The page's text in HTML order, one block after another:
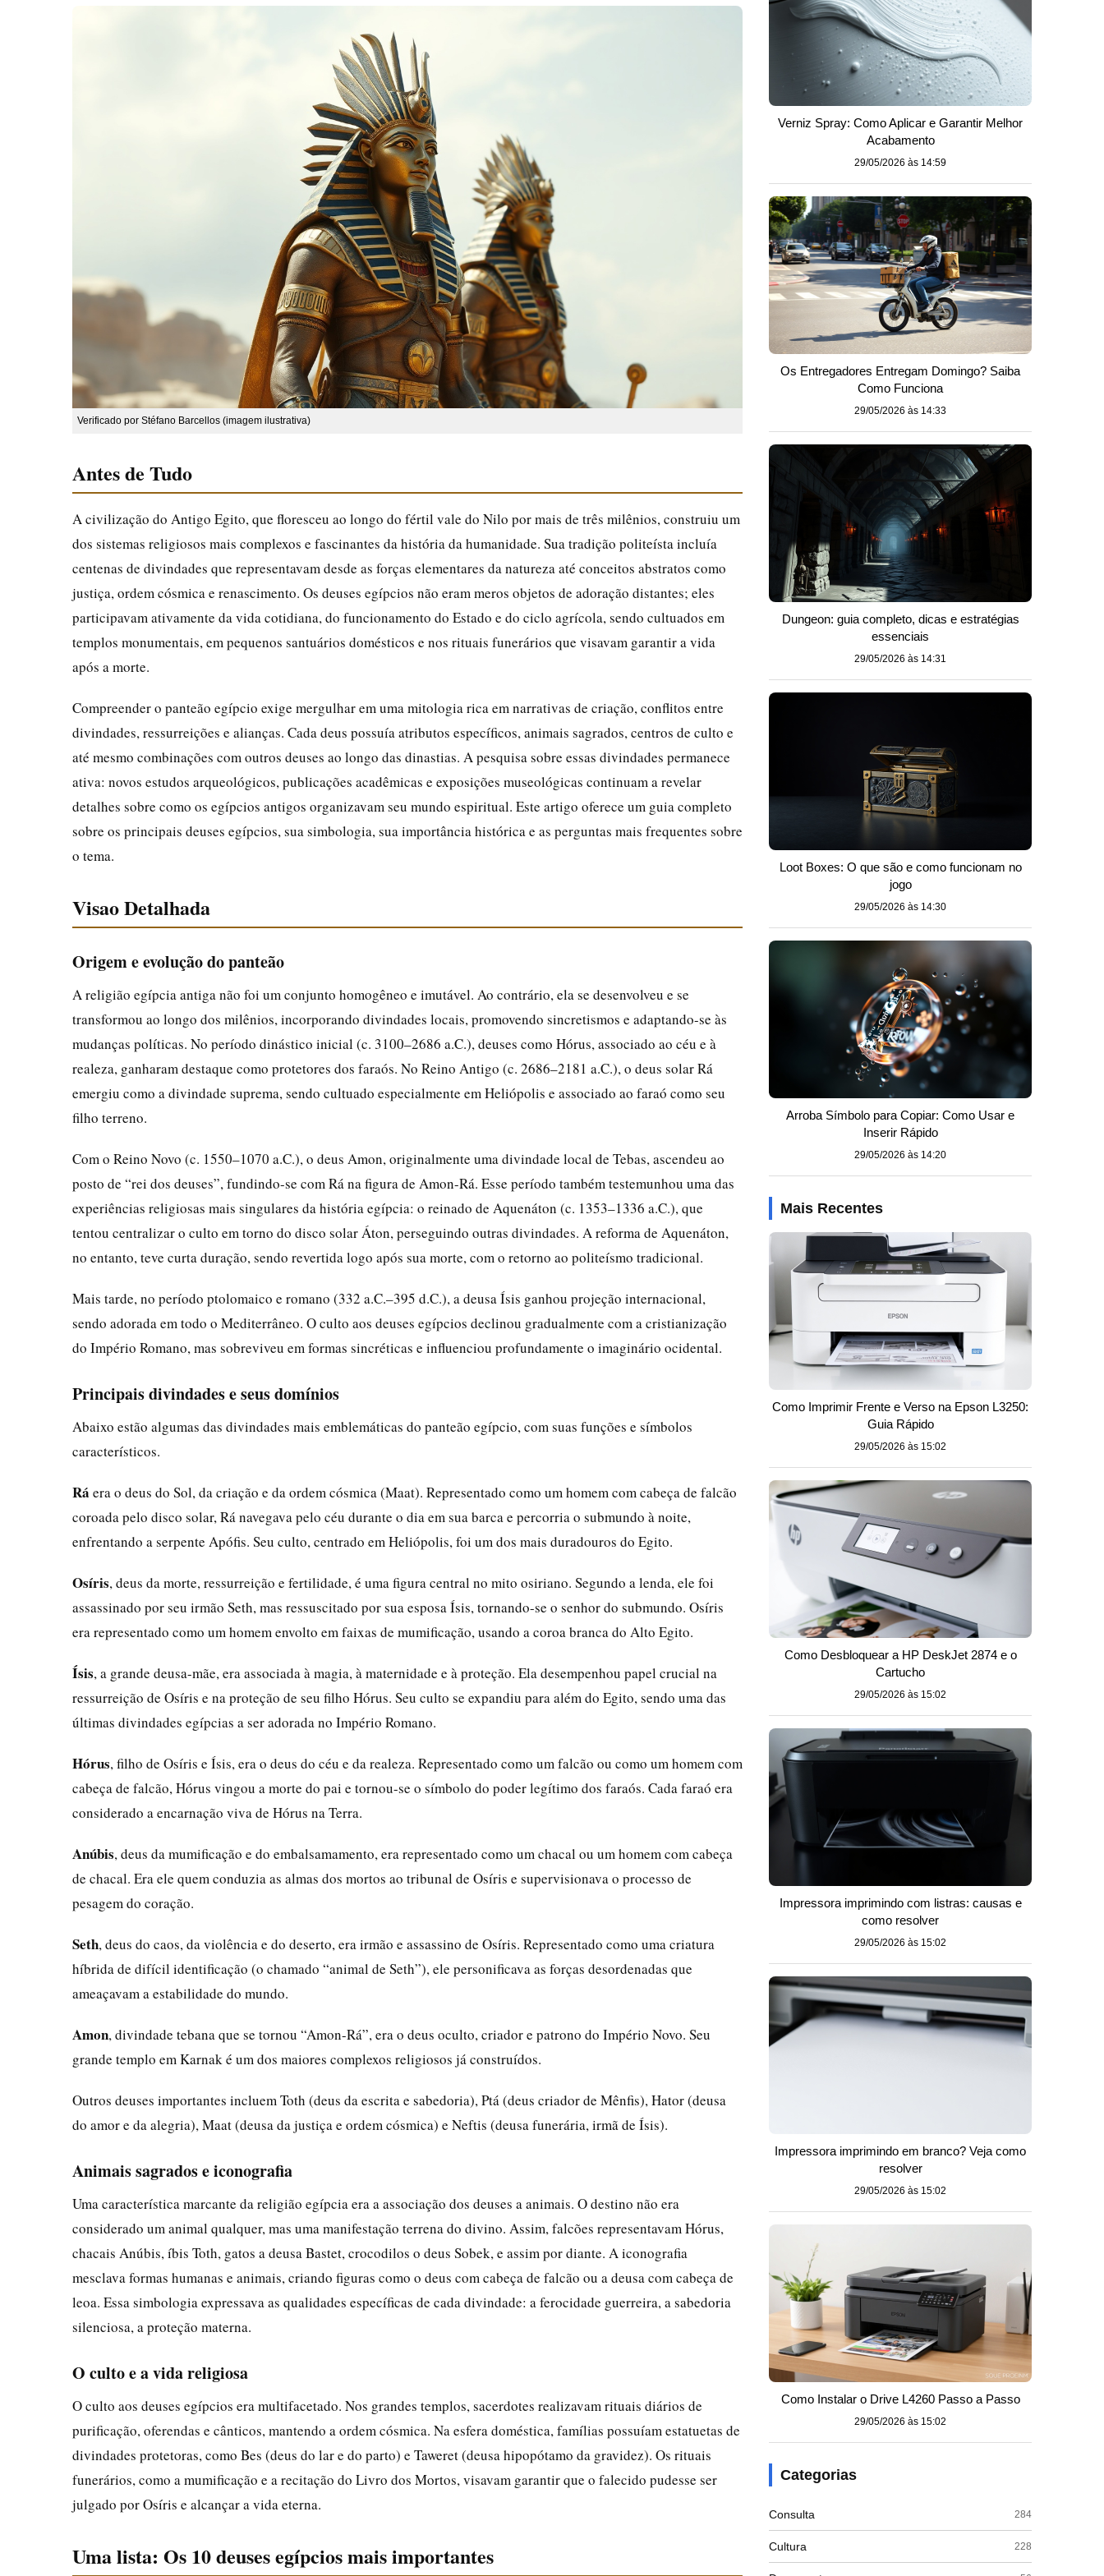
Verificado por Stéfano Barcellos (imagem ilustrativa)
Antes de Tudo
A civilização do Antigo Egito, que floresceu ao longo do fértil vale do Nilo por mais de três milênios, construiu um
dos sistemas religiosos mais complexos e fascinantes da história da humanidade. Sua tradição politeísta incluía
centenas de divindades que representavam desde as forças elementares da natureza até conceitos abstratos como
justiça, ordem cósmica e renascimento. Os deuses egípcios não eram meros objetos de adoração distantes; eles
participavam ativamente da vida cotidiana, do funcionamento do Estado e do ciclo agrícola, sendo cultuados em
templos monumentais, em pequenos santuários domésticos e nos rituais funerários que visavam garantir a vida
após a morte.
Compreender o panteão egípcio exige mergulhar em uma mitologia rica em narrativas de criação, conflitos entre
divindades, ressurreições e alianças. Cada deus possuía atributos específicos, animais sagrados, centros de culto e
até mesmo combinações com outros deuses ao longo das dinastias. A pesquisa sobre essas divindades permanece
ativa: novos estudos arqueológicos, publicações acadêmicas e exposições museológicas continuam a revelar
detalhes sobre como os egípcios antigos organizavam seu mundo espiritual. Este artigo oferece um guia completo
sobre os principais deuses egípcios, sua simbologia, sua importância histórica e as perguntas mais frequentes sobre
o tema.
Visao Detalhada
Origem e evolução do panteão
A religião egípcia antiga não foi um conjunto homogêneo e imutável. Ao contrário, ela se desenvolveu e se
transformou ao longo dos milênios, incorporando divindades locais, promovendo sincretismos e adaptando-se às
mudanças políticas. No período dinástico inicial (c. 3100–2686 a.C.), deuses como Hórus, associado ao céu e à
realeza, ganharam destaque como protetores dos faraós. No Reino Antigo (c. 2686–2181 a.C.), o deus solar Rá
emergiu como a divindade suprema, sendo cultuado especialmente em Heliópolis e associado ao faraó como seu
filho terreno.
Com o Reino Novo (c. 1550–1070 a.C.), o deus Amon, originalmente uma divindade local de Tebas, ascendeu ao
posto de “rei dos deuses”, fundindo-se com Rá na figura de Amon-Rá. Esse período também testemunhou uma das
experiências religiosas mais singulares da história egípcia: o reinado de Aquenáton (c. 1353–1336 a.C.), que
tentou centralizar o culto em torno do disco solar Áton, perseguindo outras divindades. A reforma de Aquenáton,
no entanto, teve curta duração, sendo revertida logo após sua morte, com o retorno ao politeísmo tradicional.
Mais tarde, no período ptolomaico e romano (332 a.C.–395 d.C.), a deusa Ísis ganhou projeção internacional,
sendo adorada em todo o Mediterrâneo. O culto aos deuses egípcios declinou gradualmente com a cristianização
do Império Romano, mas sobreviveu em formas sincréticas e influenciou profundamente o imaginário ocidental.
Principais divindades e seus domínios
Abaixo estão algumas das divindades mais emblemáticas do panteão egípcio, com suas funções e símbolos
característicos.
Rá era o deus do Sol, da criação e da ordem cósmica (Maat). Representado como um homem com cabeça de falcão
coroada pelo disco solar, Rá navegava pelo céu durante o dia em sua barca e percorria o submundo à noite,
enfrentando a serpente Apófis. Seu culto, centrado em Heliópolis, foi um dos mais duradouros do Egito.
Osíris, deus da morte, ressurreição e fertilidade, é uma figura central no mito osiriano. Segundo a lenda, ele foi
assassinado por seu irmão Seth, mas ressuscitado por sua esposa Ísis, tornando-se o senhor do submundo. Osíris
era representado como um homem envolto em faixas de mumificação, usando a coroa branca do Alto Egito.
Ísis, a grande deusa-mãe, era associada à magia, à maternidade e à proteção. Ela desempenhou papel crucial na
ressurreição de Osíris e na proteção de seu filho Hórus. Seu culto se expandiu para além do Egito, sendo uma das
últimas divindades egípcias a ser adorada no Império Romano.
Hórus, filho de Osíris e Ísis, era o deus do céu e da realeza. Representado como um falcão ou como um homem com
cabeça de falcão, Hórus vingou a morte do pai e tornou-se o símbolo do poder legítimo dos faraós. Cada faraó era
considerado a encarnação viva de Hórus na Terra.
Anúbis, deus da mumificação e do embalsamamento, era representado como um chacal ou um homem com cabeça
de chacal. Era ele quem conduzia as almas dos mortos ao tribunal de Osíris e supervisionava o processo de
pesagem do coração.
Seth, deus do caos, da violência e do deserto, era irmão e assassino de Osíris. Representado como uma criatura
híbrida de difícil identificação (o chamado “animal de Seth”), ele personificava as forças desordenadas que
ameaçavam a estabilidade do mundo.
Amon, divindade tebana que se tornou “Amon-Rá”, era o deus oculto, criador e patrono do Império Novo. Seu
grande templo em Karnak é um dos maiores complexos religiosos já construídos.
Outros deuses importantes incluem Toth (deus da escrita e sabedoria), Ptá (deus criador de Mênfis), Hator (deusa
do amor e da alegria), Maat (deusa da justiça e ordem cósmica) e Neftis (deusa funerária, irmã de Ísis).
Animais sagrados e iconografia
Uma característica marcante da religião egípcia era a associação dos deuses a animais. O destino não era
considerado um animal qualquer, mas uma manifestação terrena do divino. Assim, falcões representavam Hórus,
chacais Anúbis, íbis Toth, gatos a deusa Bastet, crocodilos o deus Sobek, e assim por diante. A iconografia
mesclava formas humanas e animais, criando figuras como o deus com cabeça de falcão ou a deusa com cabeça de
leoa. Essa simbologia expressava as qualidades específicas de cada divindade: a ferocidade guerreira, a sabedoria
silenciosa, a proteção materna.
O culto e a vida religiosa
O culto aos deuses egípcios era multifacetado. Nos grandes templos, sacerdotes realizavam rituais diários de
purificação, oferendas e cânticos, mantendo a ordem cósmica. Na esfera doméstica, famílias possuíam estatuetas de
divindades protetoras, como Bes (deus do lar e do parto) e Taweret (deusa hipopótamo da gravidez). Os rituais
funerários, como a mumificação e a recitação do Livro dos Mortos, visavam garantir que o falecido pudesse ser
julgado por Osíris e alcançar a vida eterna.
Uma lista: Os 10 deuses egípcios mais importantes
Verniz Spray: Como Aplicar e Garantir Melhor
Acabamento
29/05/2026 às 14:59
Os Entregadores Entregam Domingo? Saiba
Como Funciona
29/05/2026 às 14:33
Dungeon: guia completo, dicas e estratégias
essenciais
29/05/2026 às 14:31
Loot Boxes: O que são e como funcionam no
jogo
29/05/2026 às 14:30
Arroba Símbolo para Copiar: Como Usar e
Inserir Rápido
29/05/2026 às 14:20
Mais Recentes
Como Imprimir Frente e Verso na Epson L3250:
Guia Rápido
29/05/2026 às 15:02
Como Desbloquear a HP DeskJet 2874 e o
Cartucho
29/05/2026 às 15:02
Impressora imprimindo com listras: causas e
como resolver
29/05/2026 às 15:02
Impressora imprimindo em branco? Veja como
resolver
29/05/2026 às 15:02
Como Instalar o Drive L4260 Passo a Passo
29/05/2026 às 15:02
Categorias
Consulta 284
Cultura 228